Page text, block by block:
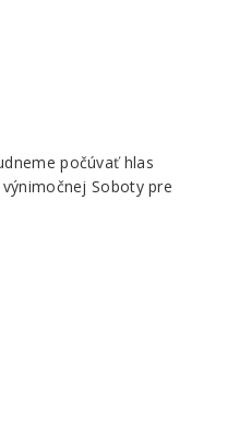
počúvať hlas
Soboty pre